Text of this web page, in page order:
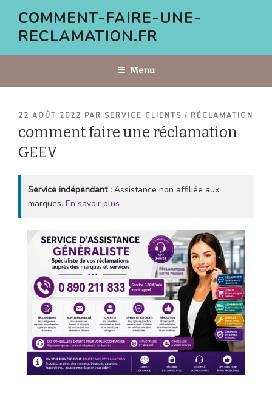
contenu
COMMENT-FAIRE-UNE-
RECLAMATION.FR
Menu
PUBLIÉ
22 AOÛT 2022 PAR SERVICE CLIENTS / RÉCLAMATION
comment faire une réclamation
GEEV
Service indépendant : Assistance non affiliée aux
marques. En savoir plus